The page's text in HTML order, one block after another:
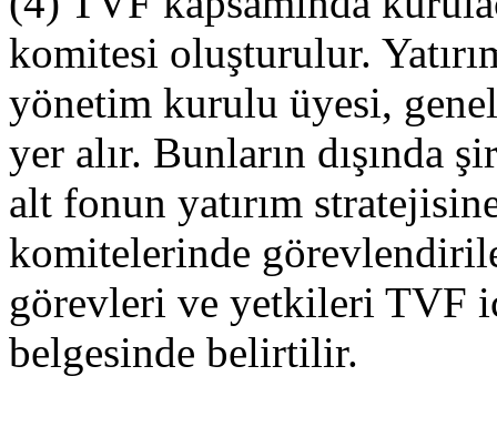
komitesi oluşturulur.
yönetim kurulu üyesi,
yer alır. Bunların dışında
alt fonun yatırım
komitelerinde
görevleri ve yetkileri TVF
belgesinde belirtilir.